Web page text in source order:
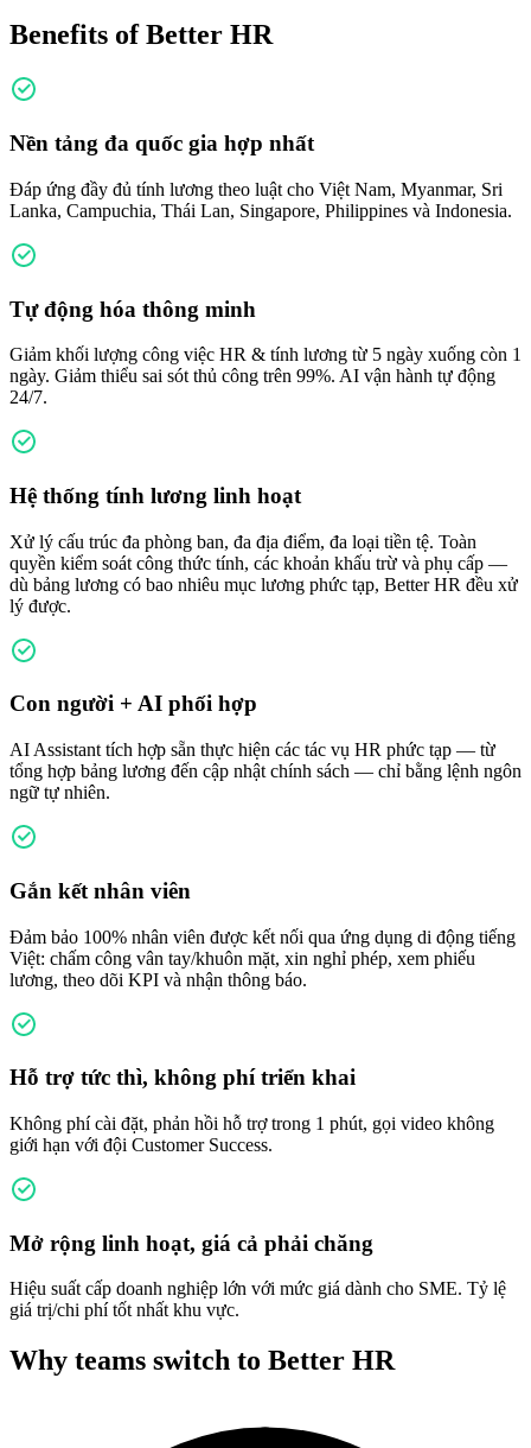
Benefits of Better HR
Nền tảng đa quốc gia hợp nhất
Đáp ứng đầy đủ tính lương theo luật cho Việt Nam, Myanmar, Sri
Lanka, Campuchia, Thái Lan, Singapore, Philippines và Indonesia.
Tự động hóa thông minh
Giảm khối lượng công việc HR & tính lương từ 5 ngày xuống còn 1
ngày. Giảm thiểu sai sót thủ công trên 99%. AI vận hành tự động
24/7.
Hệ thống tính lương linh hoạt
Xử lý cấu trúc đa phòng ban, đa địa điểm, đa loại tiền tệ. Toàn
quyền kiểm soát công thức tính, các khoản khấu trừ và phụ cấp —
dù bảng lương có bao nhiêu mục lương phức tạp, Better HR đều xử
lý được.
Con người + AI phối hợp
AI Assistant tích hợp sẵn thực hiện các tác vụ HR phức tạp — từ
tổng hợp bảng lương đến cập nhật chính sách — chỉ bằng lệnh ngôn
ngữ tự nhiên.
Gắn kết nhân viên
Đảm bảo 100% nhân viên được kết nối qua ứng dụng di động tiếng
Việt: chấm công vân tay/khuôn mặt, xin nghỉ phép, xem phiếu
lương, theo dõi KPI và nhận thông báo.
Hỗ trợ tức thì, không phí triển khai
Không phí cài đặt, phản hồi hỗ trợ trong 1 phút, gọi video không
giới hạn với đội Customer Success.
Mở rộng linh hoạt, giá cả phải chăng
Hiệu suất cấp doanh nghiệp lớn với mức giá dành cho SME. Tỷ lệ
giá trị/chi phí tốt nhất khu vực.
Why teams switch to Better HR